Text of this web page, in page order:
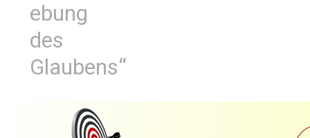
ebung
des
Glaubens“